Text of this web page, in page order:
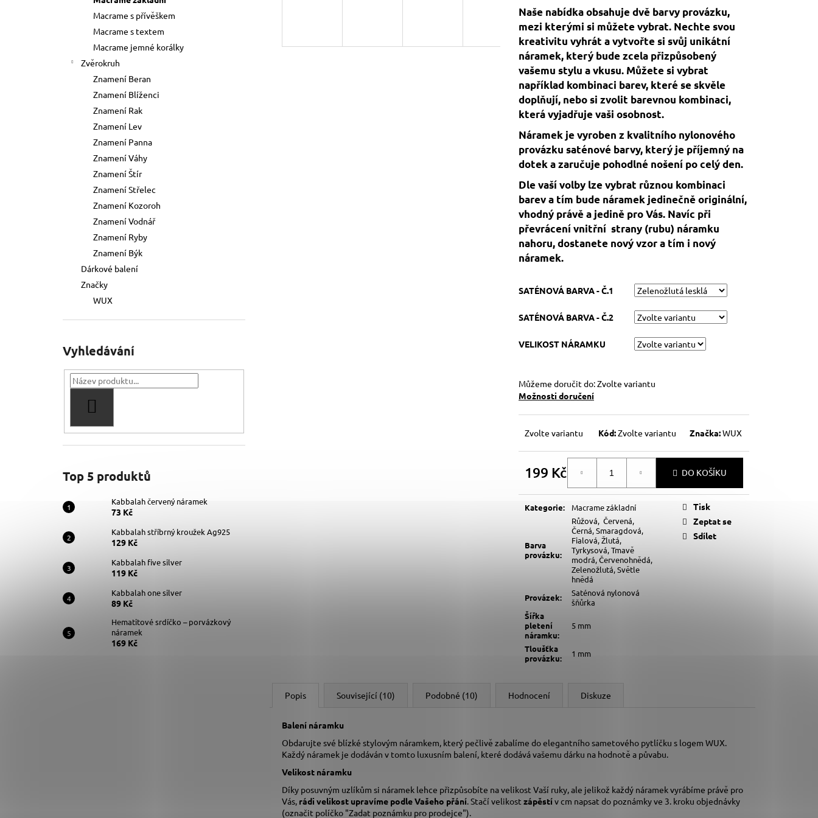
Macrame s přívěškem
Macrame s textem
Macrame jemné korálky
Zvěrokruh
Znamení Beran
Znamení Blíženci
Znamení Rak
Znamení Lev
Znamení Panna
Znamení Váhy
Znamení Štír
Znamení Střelec
Znamení Kozoroh
Znamení Vodnář
Znamení Ryby
Znamení Býk
Dárkové balení
Značky
WUX
Vyhledávání
Top 5 produktů
Kabbalah červený náramek
73 Kč
Kabbalah stříbrný kroužek Ag925
129 Kč
Kabbalah five silver
119 Kč
Kabbalah one silver
89 Kč
Hematitové srdíčko – porvázkový
náramek
169 Kč
Naše nabídka obsahuje dvě barvy provázku,
mezi kterými si můžete vybrat. Nechte svou
kreativitu vyhrát a vytvořte si svůj unikátní
náramek, který bude zcela přizpůsobený
vašemu stylu a vkusu. Můžete si vybrat
například kombinaci barev, které se skvěle
doplňují, nebo si zvolit barevnou kombinaci,
která vyjadřuje vaši osobnost.
Náramek je vyroben z kvalitního nylonového
provázku saténové barvy, který je příjemný na
dotek a zaručuje pohodlné nošení po celý den.
Dle vaší volby lze vybrat různou kombinaci
barev a tím bude náramek jedinečně originální,
vhodný právě a jedině pro Vás. Navíc při
převrácení vnitřní strany (rubu) náramku
nahoru, dostanete nový vzor a tím i nový
náramek.
SATÉNOVÁ BARVA - Č.1
SATÉNOVÁ BARVA - Č.2
VELIKOST NÁRAMKU
Můžeme doručit do:Zvolte variantu
Možnosti doručení
Zvolte variantu Kód:Zvolte variantu Značka:WUX
199 Kč
cena:
DO KOŠÍKU
Kategorie: Macrame základní
Barva
provázku:
Růžová, Červená,
Černá, Smaragdová,
Fialová, Žlutá,
Tyrkysová, Tmavě
modrá, Červenohnědá,
Zelenožlutá, Světle
hnědá
Provázek:
Saténová nylonová
šňůrka
Šířka
pletení
náramku:
5 mm
Tloušťka
provázku: 1 mm
Tisk
Zeptat se
Sdílet
Popis Související (10) Podobné (10) Hodnocení Diskuze
Balení náramku
Obdarujte své blízké stylovým náramkem, který pečlivě zabalíme do elegantního sametového pytlíčku s logem WUX.
Každý náramek je dodáván v tomto luxusním balení, které dodává vašemu dárku na hodnotě a půvabu.
Velikost náramku
Díky posuvným uzlíkům si náramek lehce přizpůsobíte na velikost Vaší ruky, ale jelikož každý náramek vyrábíme právě pro
Vás, rádi velikost upravíme podle Vašeho přání . Stačí velikost zápěstív cm napsat do poznámky ve 3. kroku objednávky
(označit políčko "Zadat poznámku pro prodejce").
Původně: 89 Kč 149 Kč